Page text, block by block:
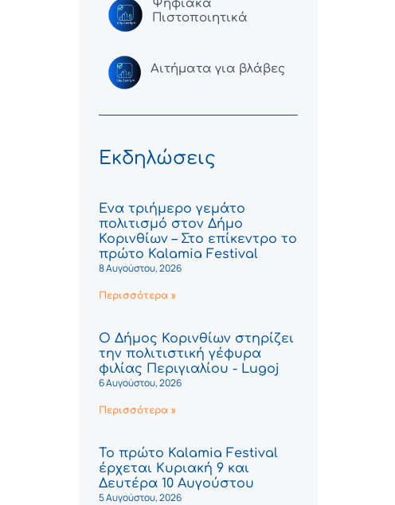
Ψηφιακά
Πιστοποιητικά
Αιτήματα για βλάβες
Εκδηλώσεις
Ένα τριήμερο γεμάτο
πολιτισμό στον Δήμο
Κορινθίων – Στο επίκεντρο το
πρώτο Kalamia Festival
8 Αυγούστου, 2026
Περισσότερα »
Ο Δήμος Κορινθίων στηρίζει
την πολιτιστική γέφυρα
φιλίας Περιγιαλίου - Lugoj
6 Αυγούστου, 2026
Περισσότερα »
Το πρώτο Kalamia Festival
έρχεται Κυριακή 9 και
Δευτέρα 10 Αυγούστου
5 Αυγούστου, 2026